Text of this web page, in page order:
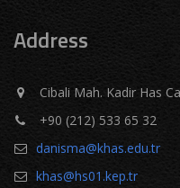
Address
Cibali Mah. Kadir Has
+90 (212) 533 65 32
danisma@khas.edu.tr
khas@hs01.kep.tr